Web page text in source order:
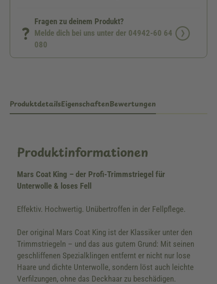
Fragen zu deinem Produkt?
Melde dich bei uns unter der 04942-60 64
080
ProduktdetailsEigenschaftenBewertungen
Produktinformationen
Mars Coat King – der Profi-Trimmstriegel für
Unterwolle & loses Fell
Effektiv. Hochwertig. Unübertroffen in der Fellpflege.
Der original Mars Coat King ist der Klassiker unter den
Trimmstriegeln – und das aus gutem Grund: Mit seinen
geschliffenen Spezialklingen entfernt er nicht nur lose
Haare und dichte Unterwolle, sondern löst auch leichte
Verfilzungen, ohne das Deckhaar zu beschädigen.